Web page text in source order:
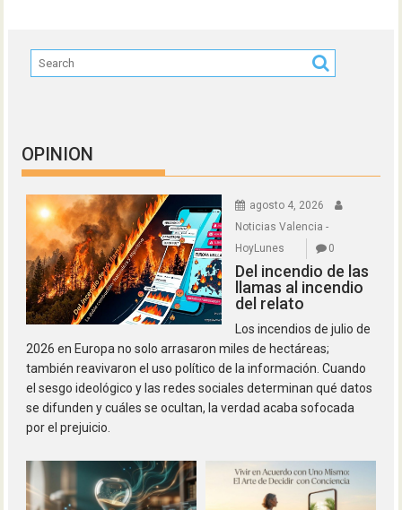
OPINION
agosto 4, 2026
Noticias Valencia -
HoyLunes
0
Del incendio de las
llamas al incendio
del relato
Los incendios de julio de
2026 en Europa no solo arrasaron miles de hectáreas;
también reavivaron el uso político de la información. Cuando
el sesgo ideológico y las redes sociales determinan qué datos
se difunden y cuáles se ocultan, la verdad acaba sofocada
por el prejuicio.